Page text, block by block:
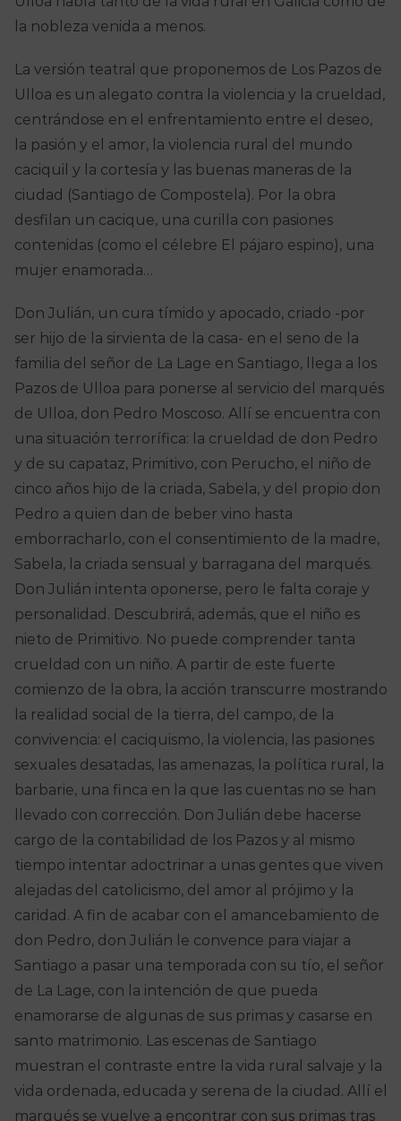
la nobleza venida a menos.
La versión teatral que proponemos de Los Pazos de
Ulloa es un alegato contra la violencia y la crueldad,
centrándose en el enfrentamiento entre el deseo,
la pasión y el amor, la violencia rural del mundo
caciquil y la cortesía y las buenas maneras de la
ciudad (Santiago de Compostela). Por la obra
desfilan un cacique, una curilla con pasiones
contenidas (como el célebre El pájaro espino), una
mujer enamorada…
Don Julián, un cura tímido y apocado, criado -por
ser hijo de la sirvienta de la casa- en el seno de la
familia del señor de La Lage en Santiago, llega a los
Pazos de Ulloa para ponerse al servicio del marqués
de Ulloa, don Pedro Moscoso. Allí se encuentra con
una situación terrorífica: la crueldad de don Pedro
y de su capataz, Primitivo, con Perucho, el niño de
cinco años hijo de la criada, Sabela, y del propio don
Pedro a quien dan de beber vino hasta
emborracharlo, con el consentimiento de la madre,
Sabela, la criada sensual y barragana del marqués.
Don Julián intenta oponerse, pero le falta coraje y
personalidad. Descubrirá, además, que el niño es
nieto de Primitivo. No puede comprender tanta
crueldad con un niño. A partir de este fuerte
comienzo de la obra, la acción transcurre mostrando
la realidad social de la tierra, del campo, de la
convivencia: el caciquismo, la violencia, las pasiones
sexuales desatadas, las amenazas, la política rural, la
barbarie, una finca en la que las cuentas no se han
llevado con corrección. Don Julián debe hacerse
cargo de la contabilidad de los Pazos y al mismo
tiempo intentar adoctrinar a unas gentes que viven
alejadas del catolicismo, del amor al prójimo y la
caridad. A fin de acabar con el amancebamiento de
don Pedro, don Julián le convence para viajar a
Santiago a pasar una temporada con su tío, el señor
de La Lage, con la intención de que pueda
enamorarse de algunas de sus primas y casarse en
santo matrimonio. Las escenas de Santiago
muestran el contraste entre la vida rural salvaje y la
vida ordenada, educada y serena de la ciudad. Allí el
marqués se vuelve a encontrar con sus primas tras